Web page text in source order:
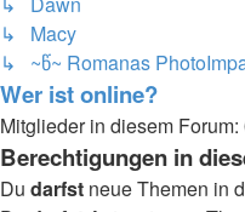
↳ Macy
↳ ~წ~ Romanas
Wer ist online?
Mitglieder in diesem
Berechtigungen in
Du darfst neue Themen in